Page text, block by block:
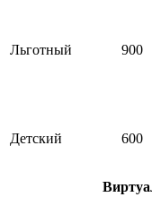
Льготный 900
Детский 600